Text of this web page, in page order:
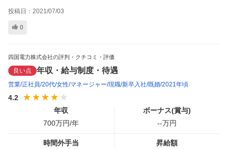
投稿日： 2021/07/03
0
四国電力株式会社の評判・クチコミ・評価
良い点 年収・給与制度・待遇
営業 正社員 20代 女性 マネージャー 現職 新卒入社 既婚 2021年頃
4.2
年収
700万円/年
ボーナス(賞与)
--万円
時間外手当
昇給額